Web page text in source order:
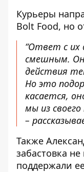
Курьеры
Bolt Food, но
“Ответ с их
смешным.
действия
Но это
касается,
мы из своего
–
Также
забастовка
поддержали